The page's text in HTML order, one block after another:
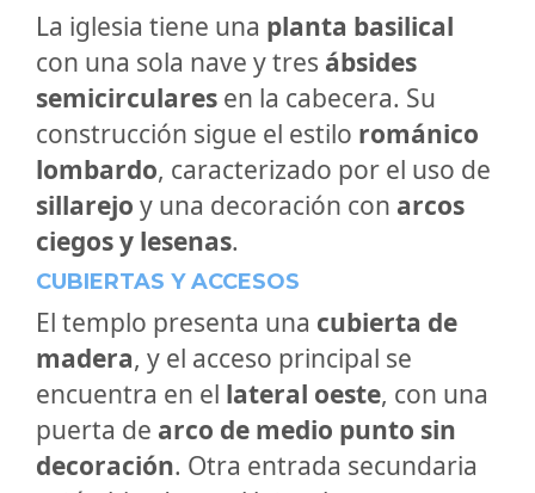
La iglesia tiene una planta basilical
con una sola nave y tres ábsides
semicirculares en la cabecera. Su
construcción sigue el estilo románico
lombardo, caracterizado por el uso de
sillarejo y una decoración con arcos
ciegos y lesenas.
CUBIERTAS Y ACCESOS
El templo presenta una cubierta de
madera, y el acceso principal se
encuentra en el lateral oeste, con una
puerta de arco de medio punto sin
decoración. Otra entrada secundaria